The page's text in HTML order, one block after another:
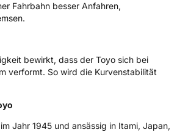
Fahrbahn besser Anfahren,
bewirkt, dass der Toyo sich bei
verformt. So wird die Kurvenstabilität
Jahr 1945 und ansässig in Itami, Japan,